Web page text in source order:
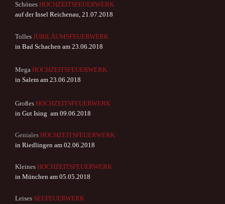
Schönes HOCHZEITSFEUERWERK
auf der Insel Reichenau, 21.07.2018
Tolles JUBILÄUMSFEUERWERK
in Bad Schachen am 23.06.2018
Mega HOCHZEITSFEUERWERK
in Salem am 23.06.2018
Großes HOCHZEITSFEUERWERK
in Gut Ising am 09.06.2018
Geniales HOCHZEITSFEUERWERK
in Riedlingen am 02.06.2018
Kleines HOCHZEITSFEUERWERK
in München am 05.05.2018
Leises SEEFEUERWERK